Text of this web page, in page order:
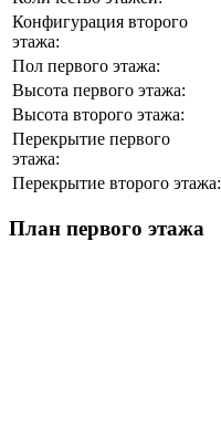
Конфигурация второго
этажа:
Пол первого этажа:
Высота первого этажа:
Высота второго этажа:
Перекрытие первого
этажа:
Перекрытие второго этажа:
План первого этажа